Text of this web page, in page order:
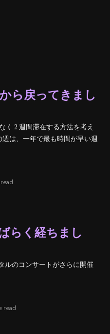
ら戻ってきまし
く 2 週間滞在する方法を考え
は、一年で最も時間が早い週
らく経ちまし
ルのコンサートがさらに開催
read